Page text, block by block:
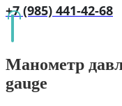
+7 (985) 441-42-68
Манометр
gauge